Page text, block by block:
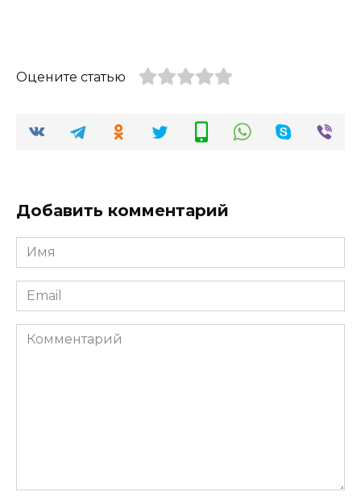
Оцените статью
Добавить комментарий
Имя
*
Email
*
Комментарий